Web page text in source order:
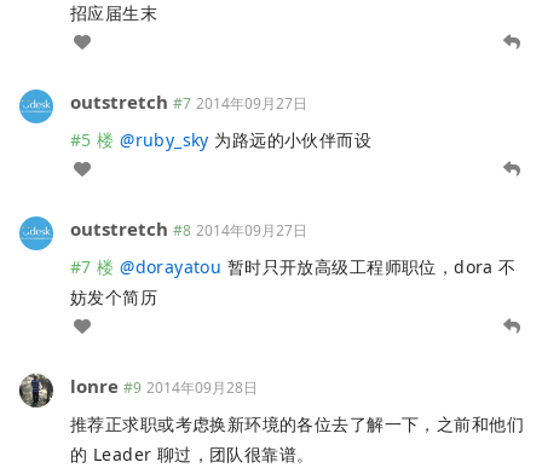
招应届生末
outstretch #7 2014年09月27日
#5 楼 @ruby_sky 为路远的小伙伴而设
outstretch #8 2014年09月27日
#7 楼 @dorayatou 暂时只开放高级工程师职位，dora 不
妨发个简历
lonre #9 2014年09月28日
推荐正求职或考虑换新环境的各位去了解一下，之前和他们
的 Leader 聊过，团队很靠谱。